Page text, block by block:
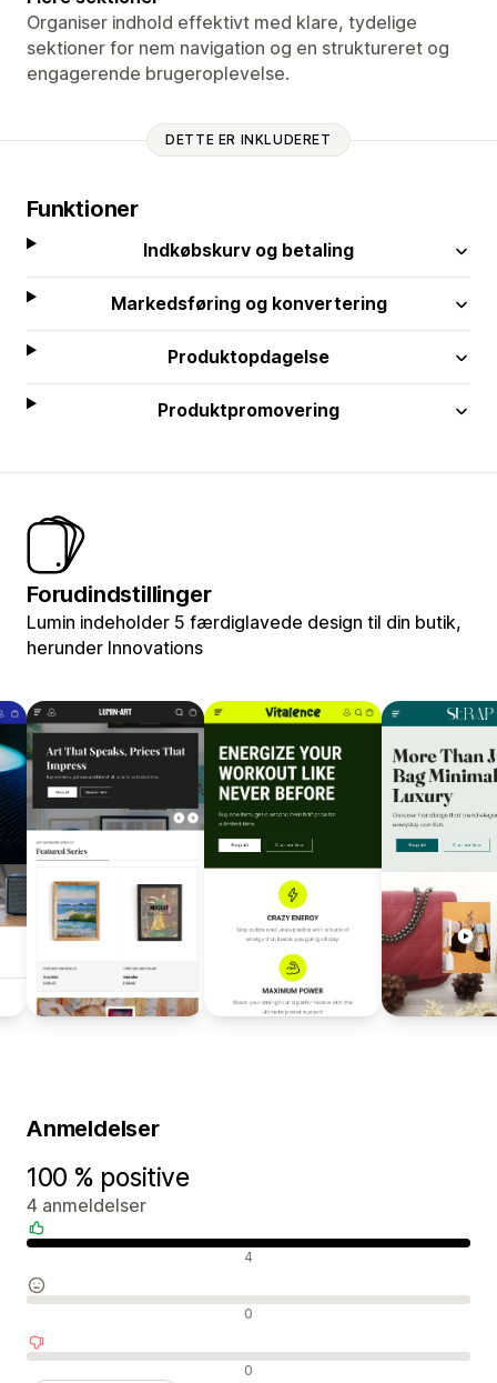
Organiser indhold effektivt med klare, tydelige
sektioner for nem navigation og en struktureret og
engagerende brugeroplevelse.
DETTE ER INKLUDERET
Funktioner
Indkøbskurv og betaling
Markedsføring og konvertering
Produktopdagelse
Produktpromovering
Forudindstillinger
Lumin indeholder 5 færdiglavede design til din butik,
herunder Innovations
Anmeldelser
100 % positive
4 anmeldelser
4
0
0